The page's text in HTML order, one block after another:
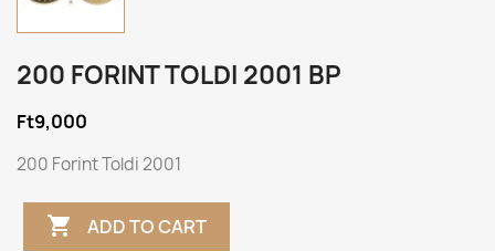
200 FORINT TOLDI 2001 BP
Ft9,000
200 Forint Toldi 2001
 ADD TO CART